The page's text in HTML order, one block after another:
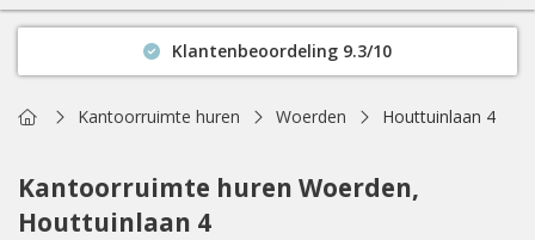
Klantenbeoordeling 9.3/10
Actuele beschikbaarheid
HomeKantoorruimte huren Woerden Houttuinlaan 4
Kantoorruimte huren Woerden,
Houttuinlaan 4